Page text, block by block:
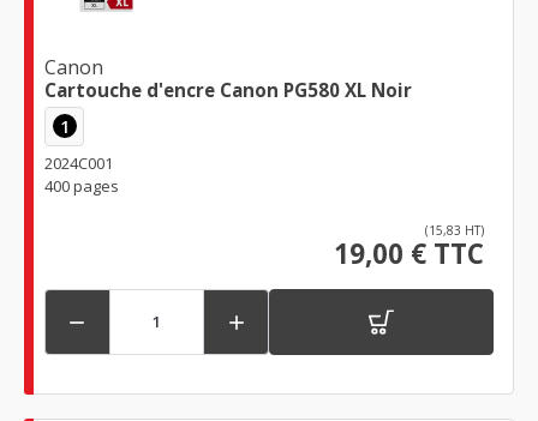
Canon
Cartouche d'encre Canon PG580 XL Noir
1
2024C001
400 pages
(15,83 HT)
19,00 € TTC
 